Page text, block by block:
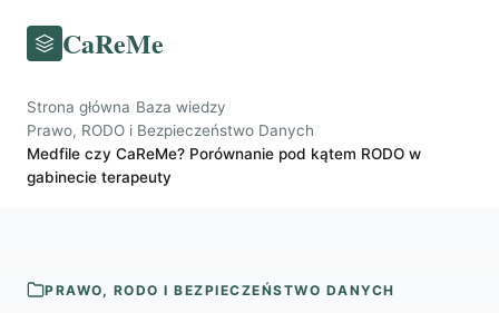
CaReMe
Strona główna Baza wiedzy
Prawo, RODO i Bezpieczeństwo Danych
Medfile czy CaReMe? Porównanie pod kątem RODO w
gabinecie terapeuty
PRAWO, RODO I BEZPIECZEŃSTWO DANYCH